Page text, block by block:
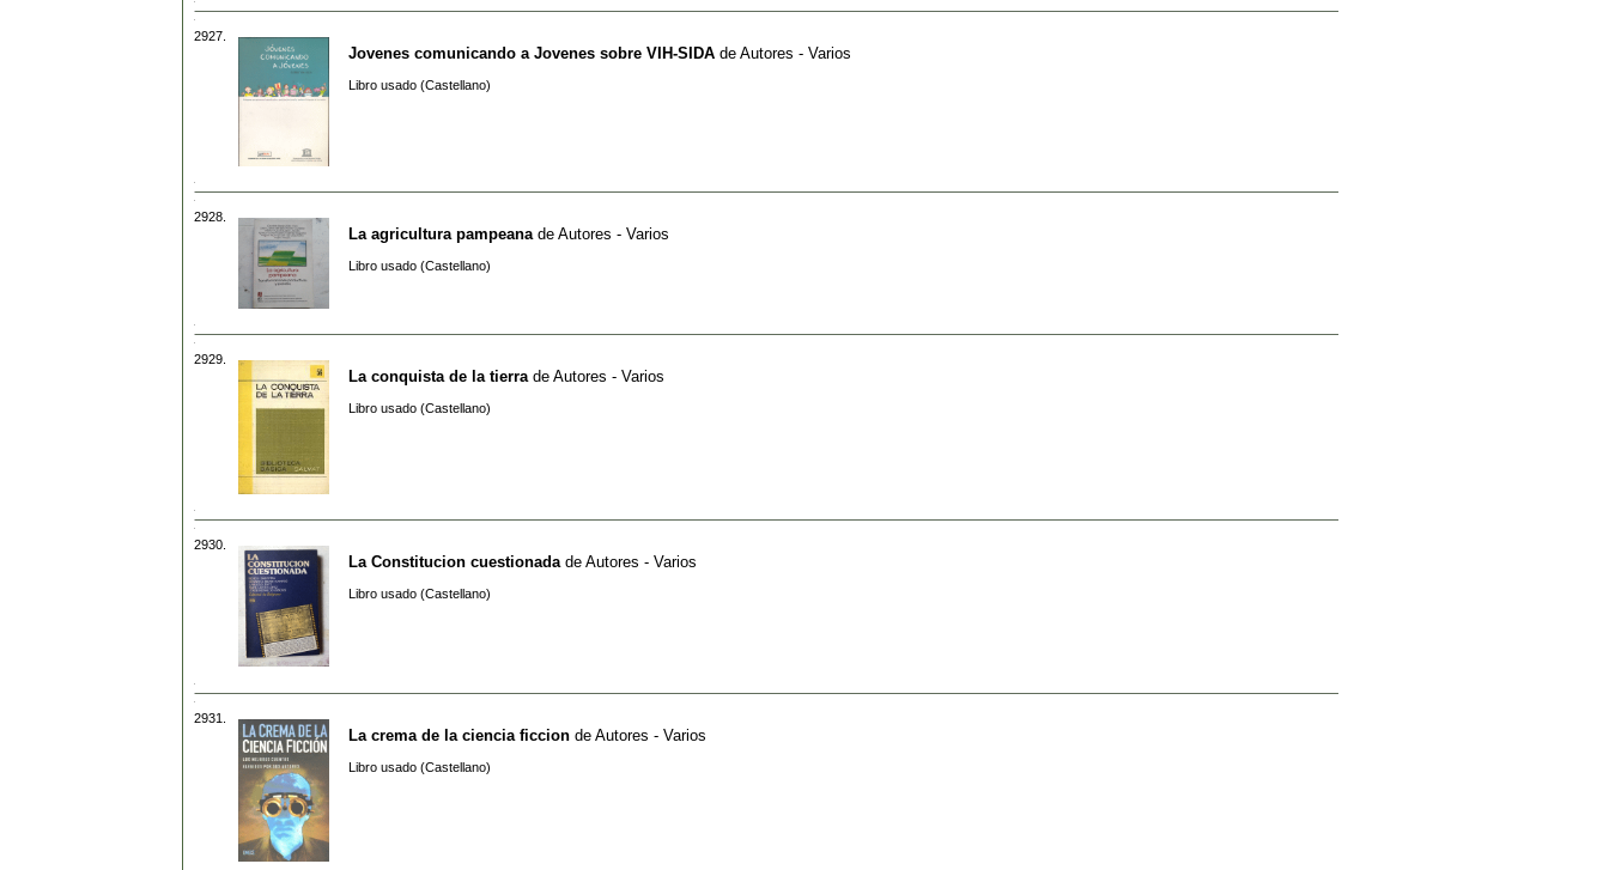
2927.
Jovenes comunicando a Jovenes sobre VIH-SIDA de Autores - Varios
Libro usado (Castellano)
2928.
La agricultura pampeana de Autores - Varios
Libro usado (Castellano)
2929.
La conquista de la tierra de Autores - Varios
Libro usado (Castellano)
2930.
La Constitucion cuestionada de Autores - Varios
Libro usado (Castellano)
2931.
La crema de la ciencia ficcion de Autores - Varios
Libro usado (Castellano)